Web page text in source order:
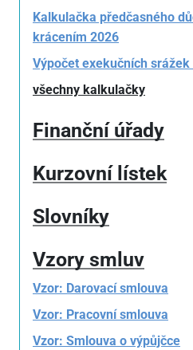
Kalkulačka předčasného
krácením 2026
Výpočet exekučních
všechny kalkulačky
Finanční úřady
Kurzovní lístek
Slovníky
Vzory smluv
Vzor: Darovací smlouva
Vzor: Pracovní smlouva
Vzor: Smlouva o výpůjčce